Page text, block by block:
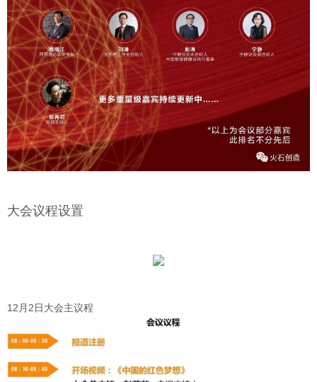
大会议程设置
12月2日大会主议程